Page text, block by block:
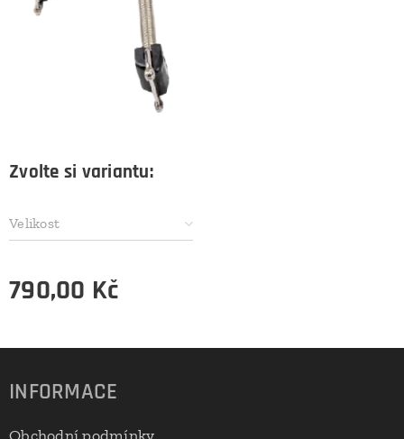
Zvolte si variantu:
Velikost
790,00 Kč
INFORMACE